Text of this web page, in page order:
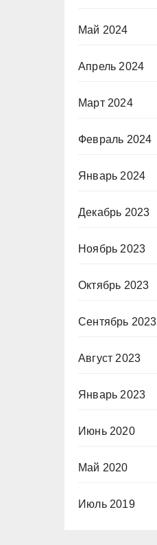
Май 2024
Апрель 2024
Март 2024
Февраль 2024
Январь 2024
Декабрь 2023
Ноябрь 2023
Октябрь 2023
Сентябрь 2023
Август 2023
Январь 2023
Июнь 2020
Май 2020
Июль 2019